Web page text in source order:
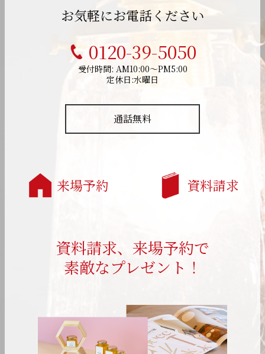
お気軽にお電話ください
0120-39-5050
受付時間: AM10:00～PM5:00
定休日:水曜日
通話無料
来場予約 資料請求
資料請求、来場予約で
素敵なプレゼント！